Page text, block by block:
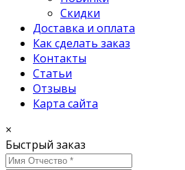
Скидки
Доставка и оплата
Как сделать заказ
Контакты
Статьи
Отзывы
Карта сайта
×
Быстрый заказ